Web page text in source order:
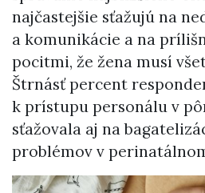
najčastejšie sťažujú na
a komunikácie a na
pocitmi, že žena musí
Štrnásť percent
k prístupu personálu v
sťažovala aj na
problémov v